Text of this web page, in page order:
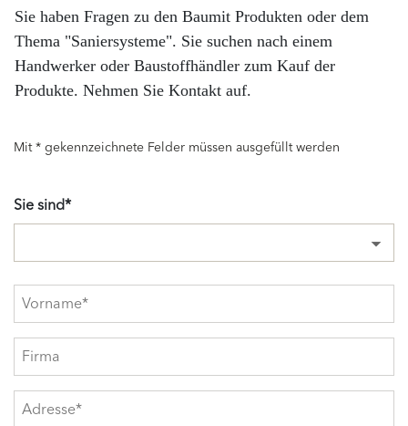
Sie haben Fragen zu den Baumit Produkten oder dem
Thema "Saniersysteme". Sie suchen nach einem
Handwerker oder Baustoffhändler zum Kauf der
Produkte. Nehmen Sie Kontakt auf.
Mit * gekennzeichnete Felder müssen ausgefüllt werden
Sie sind*